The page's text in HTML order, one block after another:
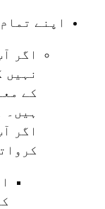
اپنے
اگر
نہیں
کے
ہیں۔
اگر